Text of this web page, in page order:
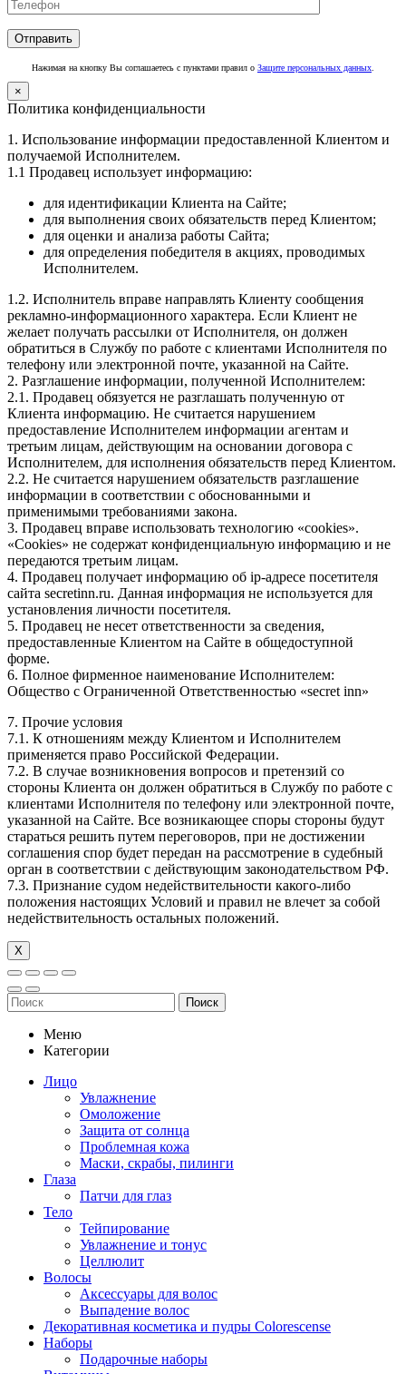
Нажимая на кнопку Вы соглашаетесь с пунктами правил о Защите персональных данных
×
Политика конфиденциальности
1. Использование информации предоставленной Клиентом и
получаемой Исполнителем.
1.1 Продавец использует информацию:
для идентификации Клиента на Сайте;
для выполнения своих обязательств перед Клиентом;
для оценки и анализа работы Сайта;
для определения победителя в акциях, проводимых
Исполнителем.
1.2. Исполнитель вправе направлять Клиенту сообщения
рекламно-информационного характера. Если Клиент не
желает получать рассылки от Исполнителя, он должен
обратиться в Службу по работе с клиентами Исполнителя по
телефону или электронной почте, указанной на Сайте.
2. Разглашение информации, полученной Исполнителем:
2.1. Продавец обязуется не разглашать полученную от
Клиента информацию. Не считается нарушением
предоставление Исполнителем информации агентам и
третьим лицам, действующим на основании договора с
Исполнителем, для исполнения обязательств перед Клиентом.
2.2. Не считается нарушением обязательств разглашение
информации в соответствии с обоснованными и
применимыми требованиями закона.
3. Продавец вправе использовать технологию «cookies».
«Cookies» не содержат конфиденциальную информацию и не
передаются третьим лицам.
4. Продавец получает информацию об ip-адресе посетителя
сайта secretinn.ru. Данная информация не используется для
установления личности посетителя.
5. Продавец не несет ответственности за сведения,
предоставленные Клиентом на Сайте в общедоступной
форме.
6. Полное фирменное наименование Исполнителем:
Общество с Ограниченной Ответственностью «secret inn»
7. Прочие условия
7.1. К отношениям между Клиентом и Исполнителем
применяется право Российской Федерации.
7.2. В случае возникновения вопросов и претензий со
стороны Клиента он должен обратиться в Службу по работе с
клиентами Исполнителя по телефону или электронной почте,
указанной на Сайте. Все возникающее споры стороны будут
стараться решить путем переговоров, при не достижении
соглашения спор будет передан на рассмотрение в судебный
орган в соответствии с действующим законодательством РФ.
7.3. Признание судом недействительности какого-либо
положения настоящих Условий и правил не влечет за собой
недействительность остальных положений.
Х
Поиск
Меню
Категории
Лицо
Увлажнение
Омоложение
Защита от солнца
Проблемная кожа
Маски, скрабы, пилинги
Глаза
Патчи для глаз
Тело
Тейпирование
Увлажнение и тонус
Целлюлит
Волосы
Аксессуары для волос
Выпадение волос
Декоративная косметика и пудры Colorescense
Наборы
Подарочные наборы